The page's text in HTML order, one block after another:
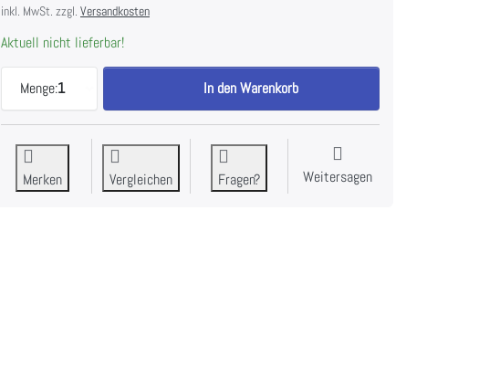
inkl. MwSt. zzgl. Versandkosten
Aktuell nicht lieferbar!
Menge:1
CAMPINGAZ Premium BBQ Grillzange zu CHF 39.90, Menge 1.
In den Warenkorb
Merken Vergleichen Fragen? Weitersagen